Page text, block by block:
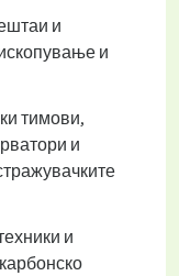
и
и
тимови,
и
и